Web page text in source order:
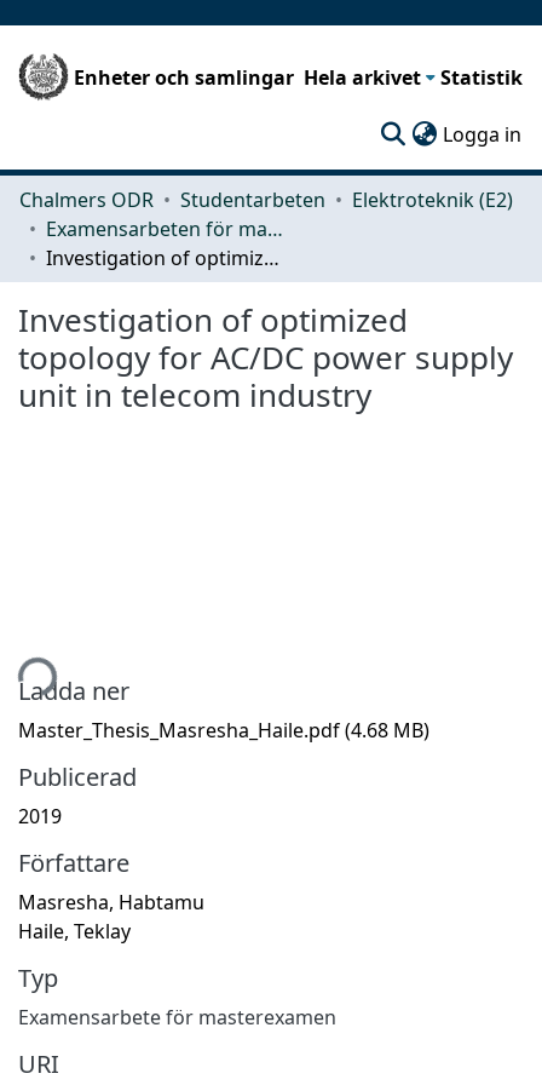
Enheter och samlingar Hela arkivet Statistik
Logga in
Chalmers ODR Studentarbeten
Elektroteknik (E2)
Examensarbeten för masterexamen
Investigation of optimized topology for AC/DC power supply unit in telecom industry
Investigation of optimized
topology for AC/DC power supply
unit in telecom industry
Ladda ner
Master_Thesis_Masresha_Haile.pdf(4.68 MB)
Publicerad
2019
Författare
Masresha, Habtamu
Haile, Teklay
Typ
Examensarbete för masterexamen
URI